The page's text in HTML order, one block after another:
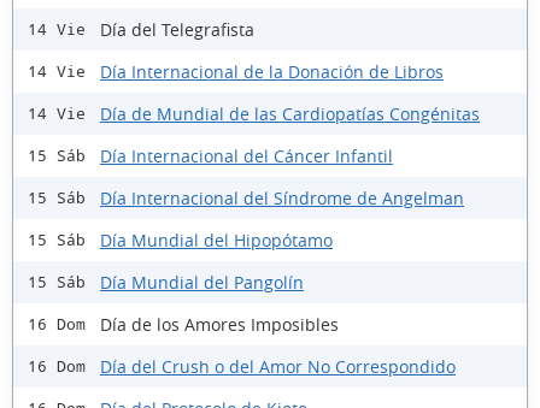
14 Vie Día del Telegrafista
14 Vie Día Internacional de la Donación de Libros
14 Vie Día de Mundial de las Cardiopatías Congénitas
15 Sáb Día Internacional del Cáncer Infantil
15 Sáb Día Internacional del Síndrome de Angelman
15 Sáb Día Mundial del Hipopótamo
15 Sáb Día Mundial del Pangolín
16 Dom Día de los Amores Imposibles
16 Dom Día del Crush o del Amor No Correspondido